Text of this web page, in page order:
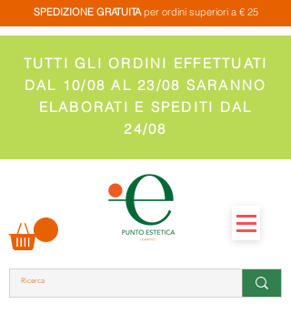
SPEDIZIONE GRATUITAper ordini superiori a € 25
TUTTI GLI ORDINI EFFETTUATI
DAL 10/08 AL 23/08 SARANNO
ELABORATI E SPEDITI DAL
24/08